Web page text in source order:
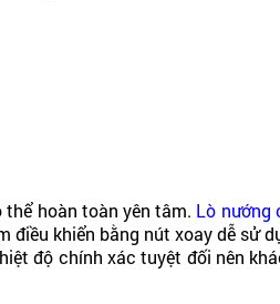
hoàn toàn yên tâm. Lò nướng
khiển bằng nút xoay dễ sử
độ chính xác tuyệt đối nên